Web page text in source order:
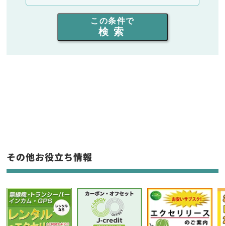
出力を選ぶ
同時通話人数を選ぶ
フリーワード入力(製品名等)
選択条件をリセット
この条件で
検索
その他お役立ち情報